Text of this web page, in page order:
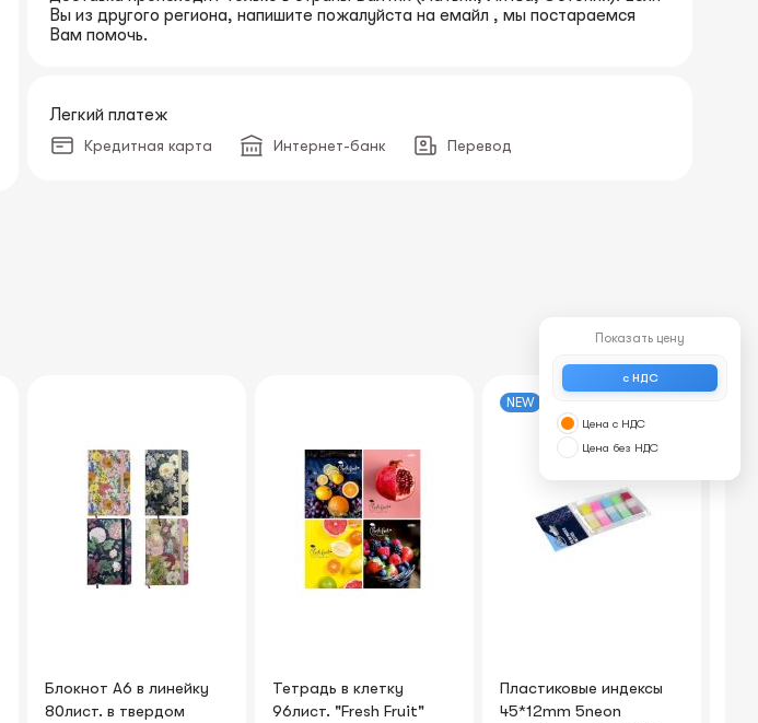
Вы из другого региона, напишите пожалуйста на емайл , мы постараемся
Вам помочь.
Легкий платеж
Кредитная карта Интернет-банк Перевод
Тетрадь в клетку
96лист. "Fresh Fruit"
Пластиковые индексы
45*12mm 5neon
Тетрадь в клетку
48лист. "Sport Cars"
Показать цену
с НДС
Цена с НДС
Цена без НДС